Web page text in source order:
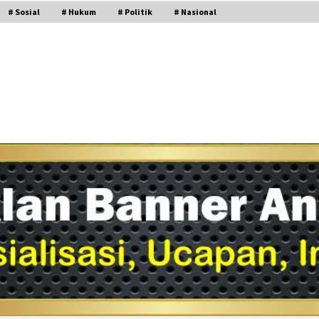
# Sosial # Hukum # Politik # Nasional